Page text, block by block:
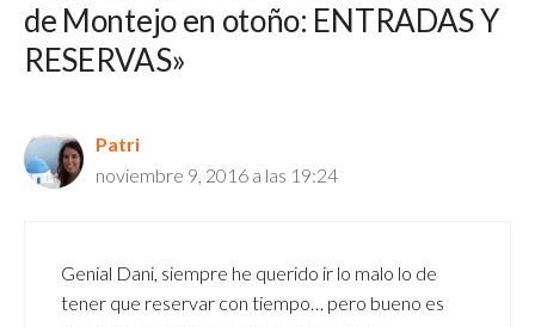
de Montejo en otoño: ENTRADAS Y
RESERVAS»
Patri
noviembre 9, 2016 a las 19:24
Genial Dani, siempre he querido ir lo malo lo de
tener que reservar con tiempo… pero bueno es